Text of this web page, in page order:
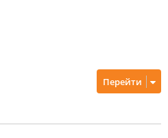
Перейти